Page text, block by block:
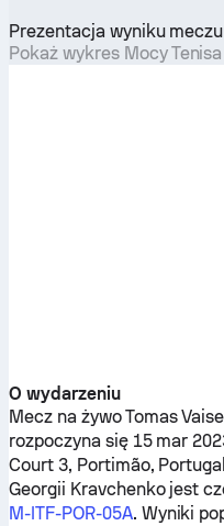
Prezentacja wyniku meczu
Pokaż wykres Mocy Tenisa
O wydarzeniu
Mecz na żywoTomas Vaise
rozpoczyna się 15 mar
Court 3, Portimão,
Georgii Kravchenkojest
M-ITF-POR-05A. Wyniki